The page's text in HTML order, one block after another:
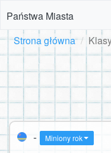
Państwa Miasta
Strona główna
- Miniony rok